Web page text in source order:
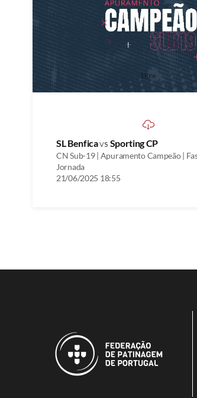
SL Benficavs Sporting CP
CN Sub-19 | Apuramento Campeão |
Jornada
21/06/2025 18:55